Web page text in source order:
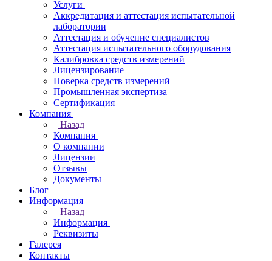
Услуги
Аккредитация и аттестация испытательной
лаборатории
Аттестация и обучение специалистов
Аттестация испытательного оборудования
Калибровка средств измерений
Лицензирование
Поверка средств измерений
Промышленная экспертиза
Сертификация
Компания
Назад
Компания
О компании
Лицензии
Отзывы
Документы
Блог
Информация
Назад
Информация
Реквизиты
Галерея
Контакты